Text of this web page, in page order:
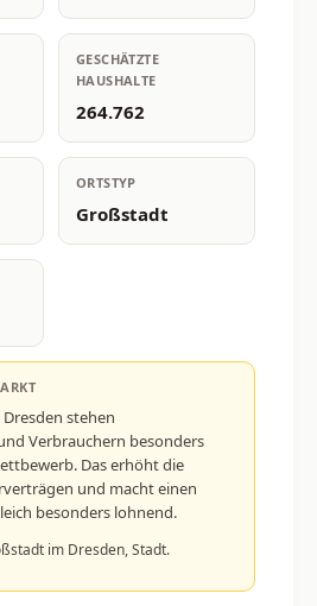
GESCHÄTZTE
HAUSHALTE
264.762
ORTSTYP
Großstadt
stehen
Verbrauchern besonders
Das erhöht die
und macht einen
besonders lohnend.
im Dresden, Stadt.